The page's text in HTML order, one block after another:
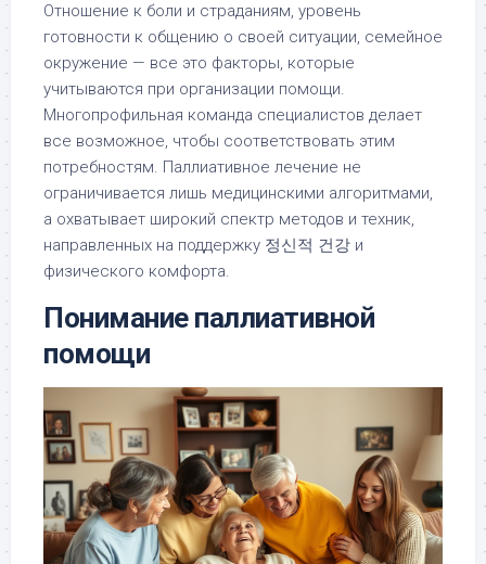
Отношение к боли и страданиям, уровень
готовности к общению о своей ситуации, семейное
окружение — все это факторы, которые
учитываются при организации помощи.
Многопрофильная команда специалистов делает
все возможное, чтобы соответствовать этим
потребностям. Паллиативное лечение не
ограничивается лишь медицинскими алгоритмами,
а охватывает широкий спектр методов и техник,
направленных на поддержку 정신적 건강 и
физического комфорта.
Понимание паллиативной
помощи